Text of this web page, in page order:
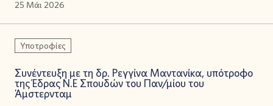
25 Μάι 2026
Υποτροφίες
Συνέντευξη με τη δρ. Ρεγγίνα Μαντανίκα, υπότροφο
της Έδρας Ν.Ε Σπουδών του Παν/μίου του
Άμστερνταμ